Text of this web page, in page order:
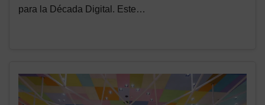
para la Década Digital. Este…